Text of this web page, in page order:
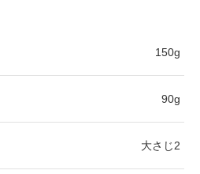
150g
90g
大さじ2